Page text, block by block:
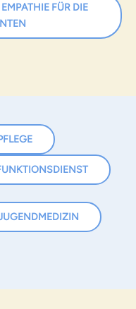
FÜR DIE